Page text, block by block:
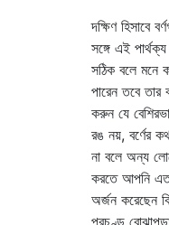
দক্ষিণ হিসাবে
সঙ্গে এই
সঠিক বলে মনে
পারেন তবে তার
করুন যে
রঙ নয়, বর্ণের
না বলে অন্য
করতে আপনি
অর্জন করেছেন
প্রচণ্ড